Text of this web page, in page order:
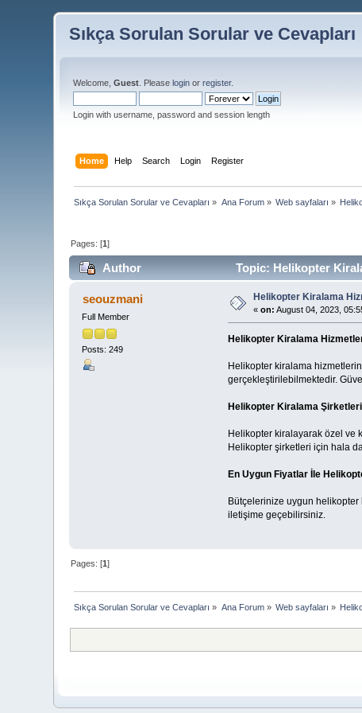
Sıkça Sorulan Sorular ve Cevapları
Welcome,Guest . Pleaselogin orregister.
Login with username, password and session length
Home Help Search Login Register
Sıkça Sorulan Sorular ve Cevapları » Ana Forum» Web sayfaları »
Pages: [1]
Author Topic: Helikopter
seouzmani
Full Member
Posts: 249
Helikopter Kiralama
«on: August 04, 2023,
Helikopter Kiralama
Helikopter kiralama
gerçekleştirilebilmektedir.
Helikopter Kiralama Şirketleri
Helikopter kiralayarak özel ve
Helikopter şirketleri için hala
En Uygun Fiyatlar İle
Bütçelerinize uygun
iletişime geçebilirsiniz.
Pages: [1]
Sıkça Sorulan Sorular ve Cevapları » Ana Forum» Web sayfaları »